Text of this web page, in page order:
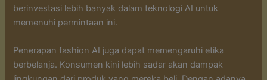
berinvestasi lebih banyak dalam teknologi AI untuk
memenuhi permintaan ini.
Penerapan fashion AI juga dapat memengaruhi etika
berbelanja. Konsumen kini lebih sadar akan dampak